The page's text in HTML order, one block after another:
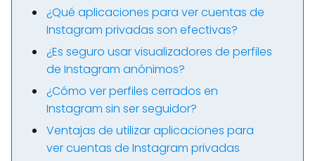
¿Qué aplicaciones para ver cuentas de
Instagram privadas son efectivas?
¿Es seguro usar visualizadores de perfiles
de Instagram anónimos?
¿Cómo ver perfiles cerrados en
Instagram sin ser seguidor?
Ventajas de utilizar aplicaciones para
ver cuentas de Instagram privadas